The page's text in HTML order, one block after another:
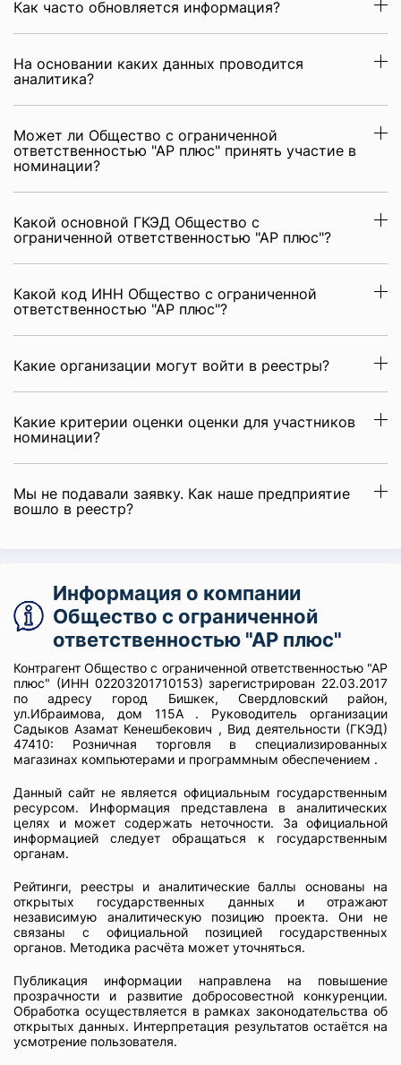
Как часто обновляется информация?
На основании каких данных проводится
аналитика?
Может ли Общество с ограниченной
ответственностью "АР плюс" принять участие в
номинации?
Какой основной ГКЭД Общество с
ограниченной ответственностью "АР плюс"?
Какой код ИНН Общество с ограниченной
ответственностью "АР плюс"?
Какие организации могут войти в реестры?
Какие критерии оценки оценки для участников
номинации?
Мы не подавали заявку. Как наше предприятие
вошло в реестр?
Информация о компании
Общество с ограниченной
ответственностью "АР плюс"
Контрагент Общество с ограниченной ответственностью "АР
плюс" (ИНН 02203201710153) зарегистрирован 22.03.2017
по адресу город Бишкек, Свердловский район,
ул.Ибраимова, дом 115А . Руководитель организации
Садыков Азамат Кенешбекович , Вид деятельности (ГКЭД)
47410: Розничная торговля в специализированных
магазинах компьютерами и программным обеспечением .
Данный сайт не является официальным государственным
ресурсом. Информация представлена в аналитических
целях и может содержать неточности. За официальной
информацией следует обращаться к государственным
органам.
Рейтинги, реестры и аналитические баллы основаны на
открытых государственных данных и отражают
независимую аналитическую позицию проекта. Они не
связаны с официальной позицией государственных
органов. Методика расчёта может уточняться.
Публикация информации направлена на повышение
прозрачности и развитие добросовестной конкуренции.
Обработка осуществляется в рамках законодательства об
открытых данных. Интерпретация результатов остаётся на
усмотрение пользователя.